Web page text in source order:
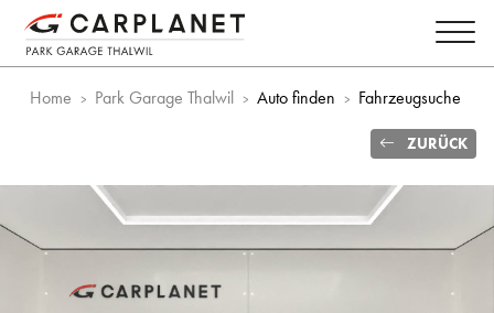
Home Park Garage Thalwil Auto finden Fahrzeugsuche
ZURÜCK